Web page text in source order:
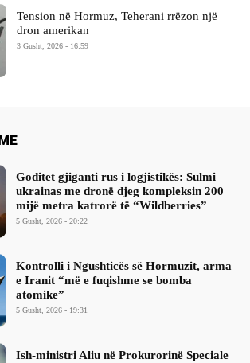
Tension në Hormuz, Teherani rrëzon një
dron amerikan
3 Gusht, 2026 - 16:59
Goditet gjiganti rus i logjistikës: Sulmi
ukrainas me dronë djeg kompleksin 200
mijë metra katrorë të “Wildberries”
5 Gusht, 2026 - 20:22
Kontrolli i Ngushticës së Hormuzit, arma
e Iranit “më e fuqishme se bomba
atomike”
5 Gusht, 2026 - 19:31
Ish-ministri ​Aliu në Prokurorinë Speciale